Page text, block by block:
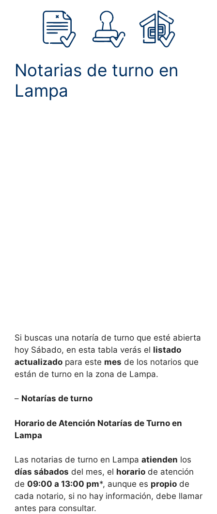
Notarias de turno en
Lampa
Si buscas una notaría de turno que esté abierta
hoy Sábado, en esta tabla verás el listado
actualizado para este mes de los notarios que
están de turno en la zona de Lampa.
– Notarías de turno
Horario de Atención Notarías de Turno en
Lampa
Las notarias de turno en Lampa atienden los
días sábados del mes, el horario de atención
de 09:00 a 13:00 pm*, aunque es propio de
cada notario, si no hay información, debe llamar
antes para consultar.